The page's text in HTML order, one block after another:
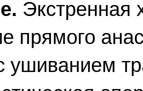
Экстренная
прямого
ушиванием